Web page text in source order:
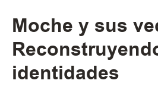
Moche y sus
identidades